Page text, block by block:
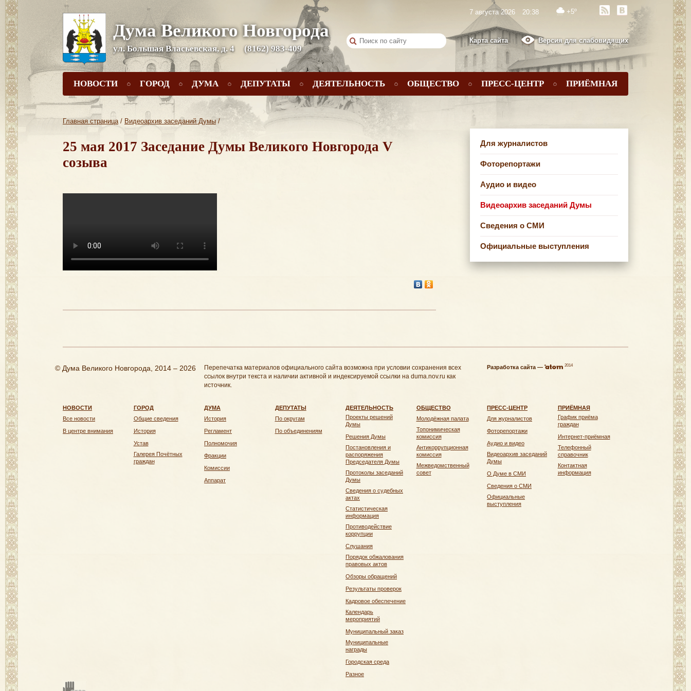
Дума Великого Новгорода
ул. Большая Власьевская, д. 4 (8162) 983-409
Карта сайта Версия для слабовидящих
7 августа 2026 20:38 +5º
НОВОСТИ ГОРОД ДУМА ДЕПУТАТЫ ДЕЯТЕЛЬНОСТЬ ОБЩЕСТВО ПРЕСС-ЦЕНТР ПРИЁМНАЯ
Главная страница/ Видеоархив заседаний Думы /
25 мая 2017 Заседание Думы Великого Новгорода V
созыва
Для журналистов
Фоторепортажи
Аудио и видео
Видеоархив заседаний Думы
Сведения о СМИ
Официальные выступления
© Дума Великого Новгорода, 2014 – 2026
Перепечатка материалов официального сайта возможна при условии сохранения всех
ссылок внутри текста и наличии активной и индексируемой ссылки на duma.nov.ru как
источник.
Разработка сайта — 2014
НОВОСТИ
Все новости
В центре внимания
ГОРОД
Общие сведения
История
Устав
Галерея Почётных
граждан
ДУМА
История
Регламент
Полномочия
Фракции
Комиссии
Аппарат
ДЕПУТАТЫ
По округам
По объединениям
ДЕЯТЕЛЬНОСТЬ
Проекты решений
Думы
Решения Думы
Постановления и
распоряжения
Председателя Думы
Протоколы заседаний
Думы
Сведения о судебных
актах
Статистическая
информация
Противодействие
коррупции
Слушания
Порядок обжалования
правовых актов
Обзоры обращений
Результаты проверок
Кадровое обеспечение
Календарь
мероприятий
Муниципальный заказ
Муниципальные
награды
Городская среда
Разное
ОБЩЕСТВО
Молодёжная палата
Топонимическая
комиссия
Антикоррупционная
комиссия
Межведомственный
совет
ПРЕСС-ЦЕНТР
Для журналистов
Фоторепортажи
Аудио и видео
Видеоархив заседаний
Думы
О Думе в СМИ
Сведения о СМИ
Официальные
выступления
ПРИЁМНАЯ
График приёма
граждан
Интернет-приёмная
Телефонный
справочник
Контактная
информация